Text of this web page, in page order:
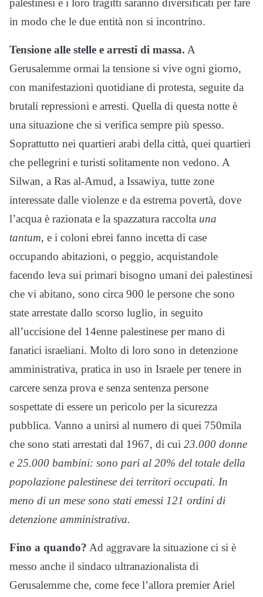
palestinesi e i loro tragitti saranno diversificati per fare
in modo che le due entità non si incontrino.
Tensione alle stelle e arresti di massa. A
Gerusalemme ormai la tensione si vive ogni giorno,
con manifestazioni quotidiane di protesta, seguite da
brutali repressioni e arresti. Quella di questa notte è
una situazione che si verifica sempre più spesso.
Soprattutto nei quartieri arabi della città, quei quartieri
che pellegrini e turisti solitamente non vedono. A
Silwan, a Ras al-Amud, a Issawiya, tutte zone
interessate dalle violenze e da estrema povertà, dove
l’acqua è razionata e la spazzatura raccolta una
tantum, e i coloni ebrei fanno incetta di case
occupando abitazioni, o peggio, acquistandole
facendo leva sui primari bisogno umani dei palestinesi
che vi abitano, sono circa 900 le persone che sono
state arrestate dallo scorso luglio, in seguito
all’uccisione del 14enne palestinese per mano di
fanatici israeliani. Molto di loro sono in detenzione
amministrativa, pratica in uso in Israele per tenere in
carcere senza prova e senza sentenza persone
sospettate di essere un pericolo per la sicurezza
pubblica. Vanno a unirsi al numero di quei 750mila
che sono stati arrestati dal 1967, di cui 23.000 donne
e 25.000 bambini: sono pari al 20% del totale della
popolazione palestinese dei territori occupati. In
meno di un mese sono stati emessi 121 ordini di
detenzione amministrativa.
Fino a quando? Ad aggravare la situazione ci si è
messo anche il sindaco ultranazionalista di
Gerusalemme che, come fece l’allora premier Ariel